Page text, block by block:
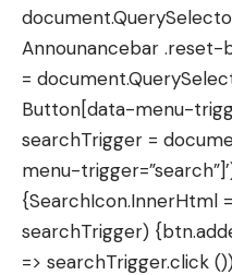
Announancebar .reset-
=
Button[data-menu-
searchTrigger =
menu-
{SearchIcon.InnerHtml =
searchTrigger)
=> searchTrigger.click